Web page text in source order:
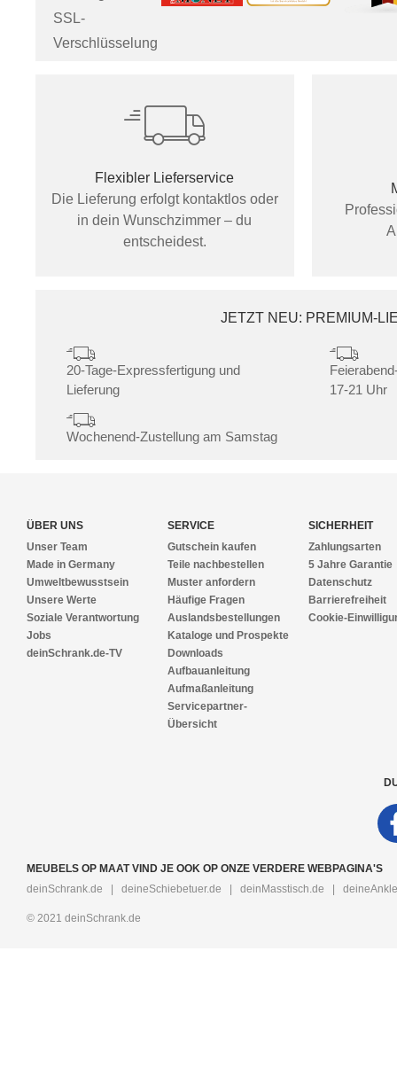
SSL-
Verschlüsselung
Flexibler Lieferservice
Die Lieferung erfolgt kontaktlos oder
in dein Wunschzimmer – du
entscheidest.
JETZT NEU: PREMIUM-
20-Tage-Expressfertigung und
Lieferung
17-21 Uhr
Wochenend-Zustellung am Samstag
ÜBER UNS
Unser Team
Made in Germany
Umweltbewusstsein
Unsere Werte
Soziale Verantwortung
Jobs
deinSchrank.de-TV
SERVICE
Gutschein kaufen
Teile nachbestellen
Muster anfordern
Häufige Fragen
Auslandsbestellungen
Kataloge und Prospekte
Downloads
Aufbauanleitung
Aufmaßanleitung
Servicepartner-
Übersicht
SICHERHEIT
Zahlungsarten
5 Jahre Garantie
Datenschutz
Barrierefreiheit
Cookie-
MEUBELS OP MAAT VIND JE OOK OP ONZE VERDERE WEBPAGINA'S
deinSchrank.de | deineSchiebetuer.de | deinMasstisch.de |
© 2021 deinSchrank.de